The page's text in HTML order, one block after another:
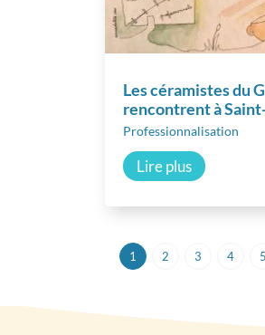
Les céramistes du
rencontrent à
Professionnalisation
Lire plus
1 2 3 4 5